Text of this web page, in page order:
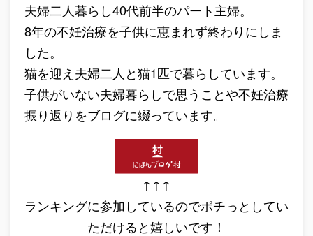
夫婦二人暮らし40代前半のパート主婦。
8年の不妊治療を子供に恵まれず終わりにしま
した。
猫を迎え夫婦二人と猫1匹で暮らしています。
子供がいない夫婦暮らしで思うことや不妊治療
振り返りをブログに綴っています。
↑↑↑
ランキングに参加しているのでポチっとしてい
ただけると嬉しいです！